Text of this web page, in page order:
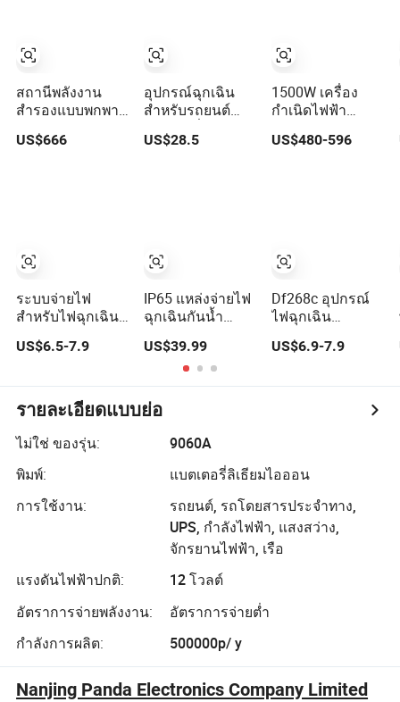
สถานีพลังงาน
สำรองแบบพกพา
การตั้งแคมป์ การ
K333)
US$666
ระบบจ่ายไฟ
สำหรับไฟฉุกเฉิน
ในลิฟต์
Rkp220/12 ส่วน
เกี่ยวข้องกับลิฟต์
US$6.5-7.9
อุปกรณ์ฉุกเฉิน
สำหรับรถยนต์
แบบขายส่ง เครื่อง
US$28.5
IP65 แหล่งจ่ายไฟ
ฉุกเฉินกันน้ำ
สำหรับไฟ LED
แบบสูงและไฟน้ำ
ท่วมที่ชาร์จได้
US$39.99
1500W เครื่อง
กำเนิดไฟฟ้า
อาทิตย์แบบพกพา
US$480-596
Df268c อุปกรณ์
ไฟฉุกเฉิน
อัตโนมัติหลอดไฟ
LED แหล่งจ่ายไฟ
สว่างฉุกเฉิน
US$6.9-7.9
รายละเอียดแบบย่อ
ไม่ใช่ ของรุ่น:
9060A
พิมพ์:
แบตเตอรี่ลิเธียมไอออน
การใช้งาน:
รถยนต์, รถโดยสารประจำทาง,
UPS, กำลังไฟฟ้า, แสงสว่าง,
จักรยานไฟฟ้า, เรือ
แรงดันไฟฟ้าปกติ:
12 โวลต์
อัตราการจ่ายพลังงาน:
อัตราการจ่ายต่ำ
กำลังการผลิต:
500000p/ y
Nanjing Panda Electronics Company Limited